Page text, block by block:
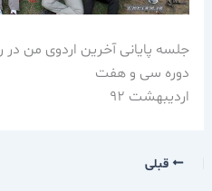
جلسه پایانی آخرین اردوی من در
دوره سی و هفت
اردیبهشت 92
قبلی